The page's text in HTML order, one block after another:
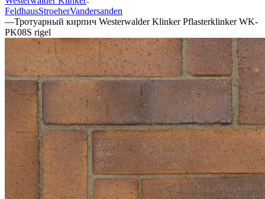
FeldhausStroeherVandersanden
—Тротуарный кирпич Westerwalder Klinker Pflasterklinker WK-
PK08S rigel